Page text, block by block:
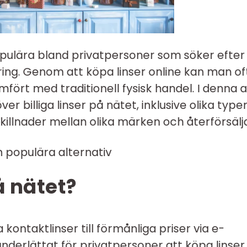
bland privatpersoner som söker efter
Genom att köpa linser online kan man
med traditionell fysisk handel. I denna
billiga linser på nätet, inklusive olika
mellan olika märken och
populära alternativ
nätet?
till förmånliga priser via e-